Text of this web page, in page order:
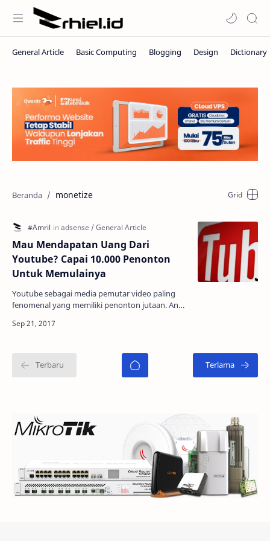
monetize
Mau Mendapatan Uang Dari
Youtube? Capai 10.000 Penonton
Untuk Memulainya
Youtube sebagai media pemutar video paling
fenomenal yang memiliki penonton jutaan. Anda
pada youtube denga…